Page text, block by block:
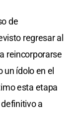
de
regresar al
reincorporarse
un ídolo en el
esta etapa
a